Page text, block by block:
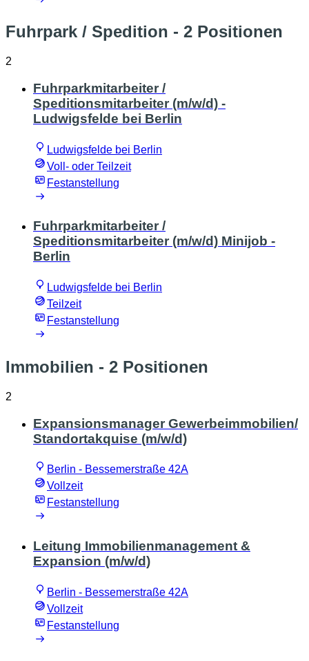
Fuhrpark / Spedition - 2 Positionen
2
Fuhrparkmitarbeiter /
Speditionsmitarbeiter (m/w/d) -
Ludwigsfelde bei Berlin
Ludwigsfelde bei Berlin
Voll- oder Teilzeit
Festanstellung
Fuhrparkmitarbeiter /
Speditionsmitarbeiter (m/w/d) Minijob -
Berlin
Ludwigsfelde bei Berlin
Teilzeit
Festanstellung
Immobilien - 2 Positionen
2
Expansionsmanager Gewerbeimmobilien/
Standortakquise (m/w/d)
Berlin - Bessemerstraße 42A
Vollzeit
Festanstellung
Leitung Immobilienmanagement &
Expansion (m/w/d)
Berlin - Bessemerstraße 42A
Vollzeit
Festanstellung